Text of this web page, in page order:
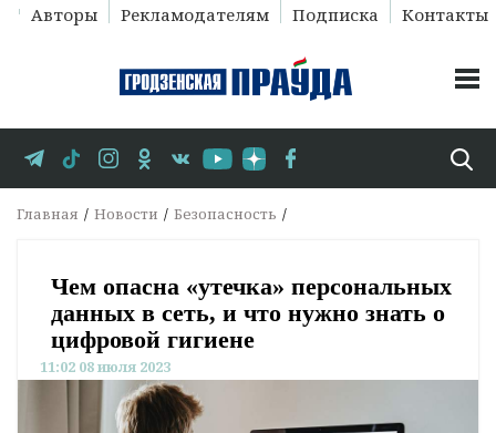
Авторы Рекламодателям Подписка Контакты
Главная Новости Безопасность
Чем опасна «утечка» персональных
данных в сеть, и что нужно знать о
цифровой гигиене
11:02 08 июля 2023